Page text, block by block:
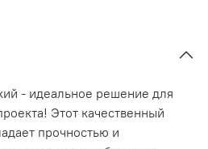
- идеальное решение для
Этот качественный
прочностью и